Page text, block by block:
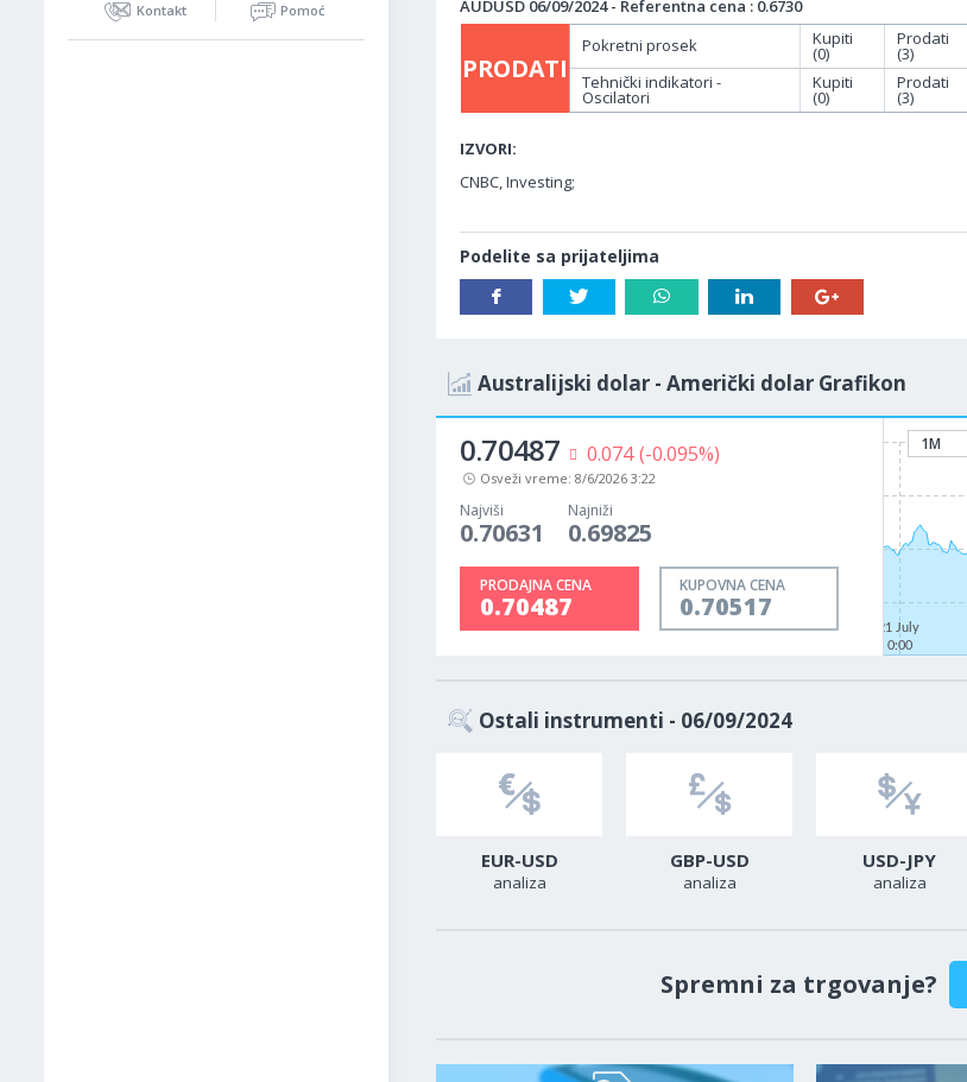
Kontakt Pomoć AUDUSD 06/09/2024 - Referentna cena : 0.6730
PRODATI
Pokretni prosek Kupiti
(0)
Prodati
(3)
Tehnički indikatori -
Oscilatori
Kupiti
(0)
Prodati
(3)
IZVORI:
CNBC, Investing;
Podelite sa prijateljima
Australijski dolar - Američki dolar Grafikon
0.70487 0.074 (-0.095%)
Osveži vreme: 8/6/2026 3:22
Najviši
0.70631
Najniži
0.69825
PRODAJNA CENA
0.70487
KUPOVNA CENA
0.70517
1M
21 July
0:00
Ostali instrumenti - 06/09/2024
EUR-USD
analiza
GBP-USD
analiza
USD-JPY
analiza
Spremni za trgovanje?